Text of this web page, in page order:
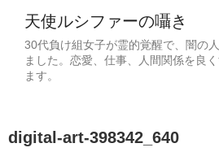
天使ルシファーの囁き
30代負け組女子が霊的覚醒で、闇の
ました。恋愛、仕事、人間関係を良
ます。
digital-art-398342_640